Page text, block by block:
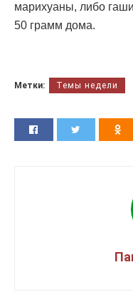
марихуаны, либо
50 грамм дома.
Метки: Темы недели